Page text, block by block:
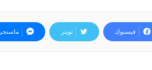
فيسبوك تويتر ماسنجر